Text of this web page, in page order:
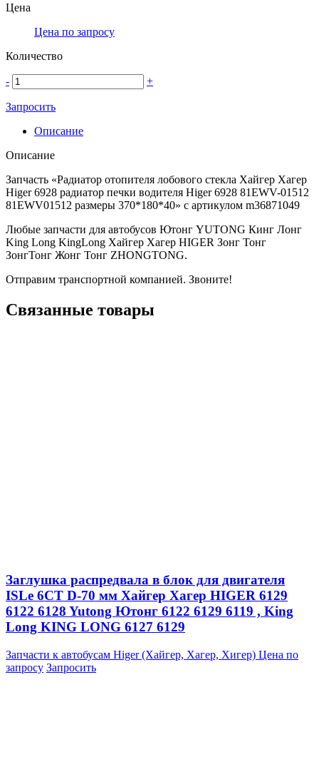
Цена
Цена по запросу
Количество
- +
Запросить
Описание
Описание
Запчасть «Радиатор отопителя лобового стекла Хайгер Хагер
Higer 6928 радиатор печки водителя Higer 6928 81EWV-01512
81EWV01512 размеры 370*180*40» с артикулом m36871049
Любые запчасти для автобусов Ютонг YUTONG Кинг Лонг
King Long KingLong Хайгер Хагер HIGER Зонг Тонг
ЗонгТонг Жонг Тонг ZHONGTONG.
Отправим транспортной компанией. Звоните!
Связанные товары
Заглушка распредвала в блок для двигателя
ISLe 6CT D-70 мм Хайгер Хагер HIGER 6129
6122 6128 Yutong Ютонг 6122 6129 6119 , King
Long KING LONG 6127 6129
Запчасти к автобусам Higer (Хайгер, Хагер, Хигер) Цена по
запросу Запросить